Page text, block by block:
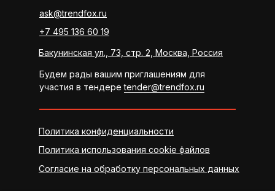
Будем рады вашим приглашениям для
участия в тендереtender@trendfox.ru
Бакунинская ул., 73, стр. 2, Москва, Россия
+7 495 136 60 19
ask@trendfox.ru
Согласие на обработку персональных данных
Политика использования cookie файлов
Политика конфиденциальности